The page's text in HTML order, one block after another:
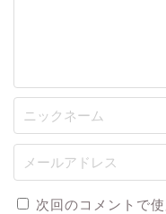
次回のコメントで